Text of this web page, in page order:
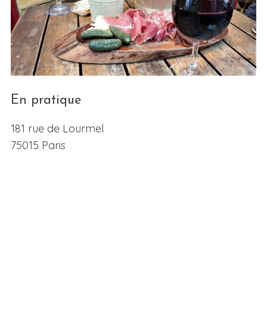
En pratique
181 rue de Lourmel
75015 Paris